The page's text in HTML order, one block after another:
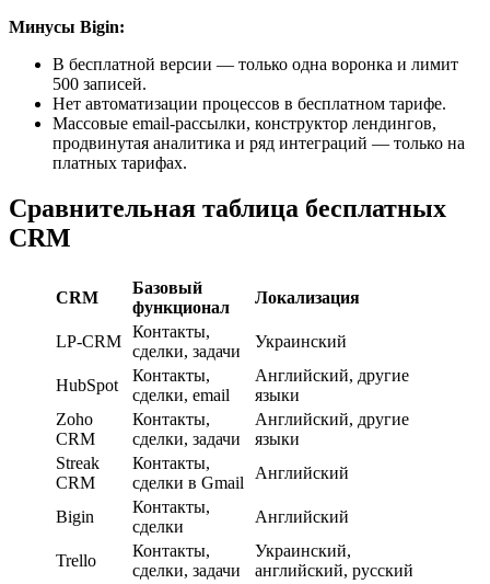
Минусы Bigin:
В бесплатной версии — только одна воронка и лимит
500 записей.
Нет автоматизации процессов в бесплатном тарифе.
Массовые email-рассылки, конструктор лендингов,
продвинутая аналитика и ряд интеграций — только на
платных тарифах.
Сравнительная таблица бесплатных
CRM
CRM
Базовый
функционал
Локализация
LP-CRM
Контакты,
сделки, задачи
Украинский
HubSpot
Контакты,
сделки, email
Английский, другие
языки
Zoho
CRM
Контакты,
сделки, задачи
Английский, другие
языки
Streak
CRM
Контакты,
сделки в Gmail
Английский
Bigin
Контакты,
сделки
Английский
Trello
Контакты,
сделки, задачи
Украинский,
английский, русский